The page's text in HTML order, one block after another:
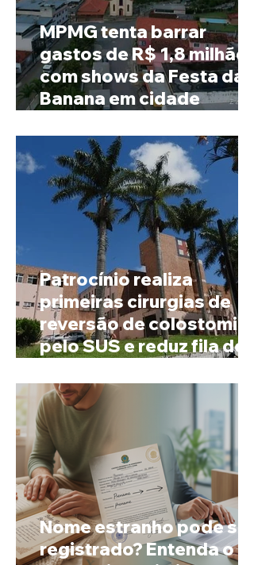
MPMG tenta barrar
gastos de R$ 1,8 milhão
com shows da Festa da
Banana em cidade
4 mil habitantes
Patrocínio realiza
primeiras cirurgias de
reversão de colostomia
pelo SUS e reduz fila de
Nome estranho pode ser
registrado? Entenda o